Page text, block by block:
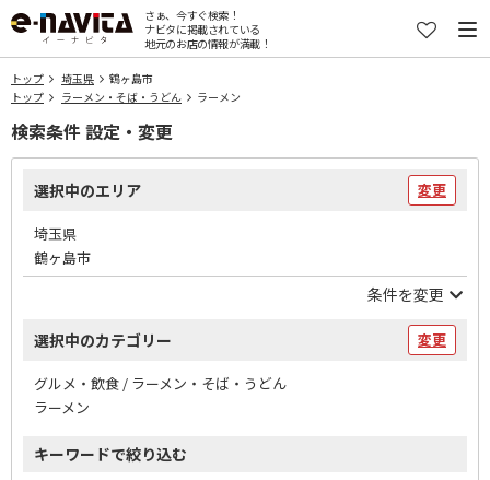
さぁ、今すぐ検索！
ナビタに掲載されている
地元のお店の情報が満載！
トップ 埼玉県
鶴ヶ島市
トップ
ラーメン・そば・うどん ラーメン
検索条件 設定・変更
選択中のエリア 変更
埼玉県
鶴ヶ島市
条件を変更
選択中のカテゴリー 変更
グルメ・飲食 / ラーメン・そば・うどん
ラーメン
キーワードで絞り込む